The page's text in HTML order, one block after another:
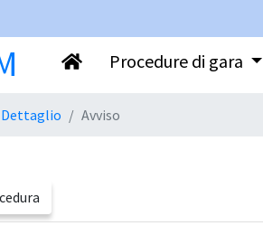
Procedure di gara
Dettaglio Avviso